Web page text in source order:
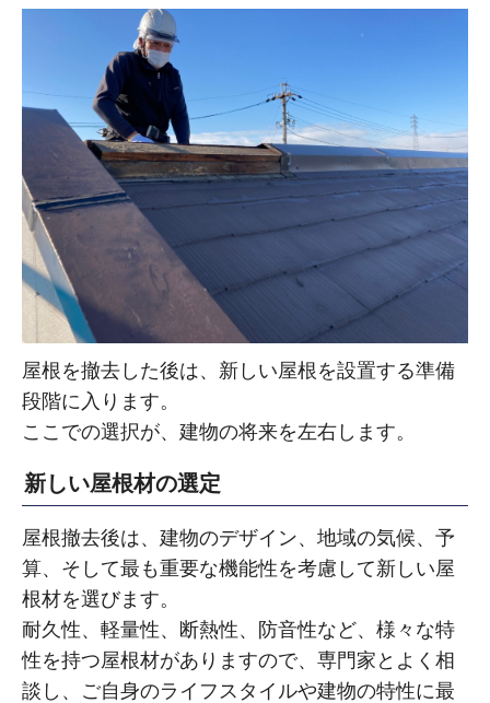
屋根を撤去した後は、新しい屋根を設置する準備
段階に入ります。
ここでの選択が、建物の将来を左右します。
新しい屋根材の選定
屋根撤去後は、建物のデザイン、地域の気候、予
算、そして最も重要な機能性を考慮して新しい屋
根材を選びます。
耐久性、軽量性、断熱性、防音性など、様々な特
性を持つ屋根材がありますので、専門家とよく相
談し、ご自身のライフスタイルや建物の特性に最